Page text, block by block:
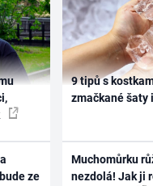
ze
9 tipů s
zmačkané šaty
Muchomůrku
nezdolá! Jak ji